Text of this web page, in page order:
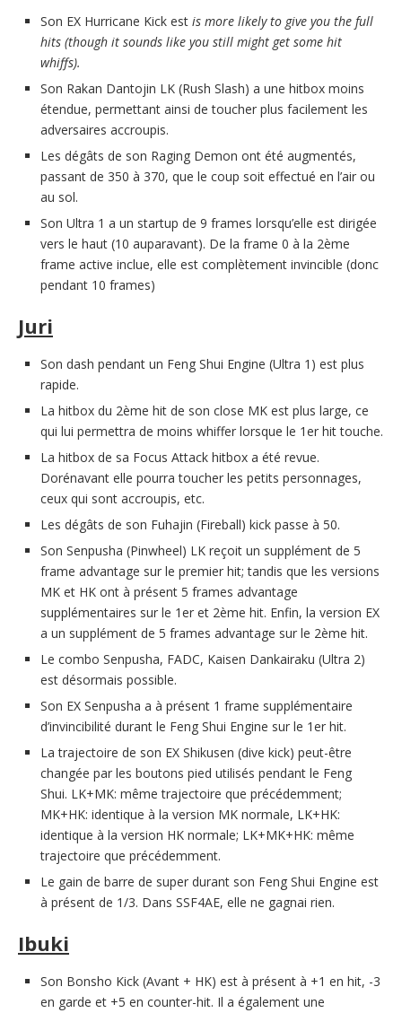
Son EX Hurricane Kick est is more likely to give you the full
hits (though it sounds like you still might get some hit
whiffs).
Son Rakan Dantojin LK (Rush Slash) a une hitbox moins
étendue, permettant ainsi de toucher plus facilement les
adversaires accroupis.
Les dégâts de son Raging Demon ont été augmentés,
passant de 350 à 370, que le coup soit effectué en l’air ou
au sol.
Son Ultra 1 a un startup de 9 frames lorsqu’elle est dirigée
vers le haut (10 auparavant). De la frame 0 à la 2ème
frame active inclue, elle est complètement invincible (donc
pendant 10 frames)
Juri
Son dash pendant un Feng Shui Engine (Ultra 1) est plus
rapide.
La hitbox du 2ème hit de son close MK est plus large, ce
qui lui permettra de moins whiffer lorsque le 1er hit touche.
La hitbox de sa Focus Attack hitbox a été revue.
Dorénavant elle pourra toucher les petits personnages,
ceux qui sont accroupis, etc.
Les dégâts de son Fuhajin (Fireball) kick passe à 50.
Son Senpusha (Pinwheel) LK reçoit un supplément de 5
frame advantage sur le premier hit; tandis que les versions
MK et HK ont à présent 5 frames advantage
supplémentaires sur le 1er et 2ème hit. Enfin, la version EX
a un supplément de 5 frames advantage sur le 2ème hit.
Le combo Senpusha, FADC, Kaisen Dankairaku (Ultra 2)
est désormais possible.
Son EX Senpusha a à présent 1 frame supplémentaire
d’invincibilité durant le Feng Shui Engine sur le 1er hit.
La trajectoire de son EX Shikusen (dive kick) peut-être
changée par les boutons pied utilisés pendant le Feng
Shui. LK+MK: même trajectoire que précédemment;
MK+HK: identique à la version MK normale, LK+HK:
identique à la version HK normale; LK+MK+HK: même
trajectoire que précédemment.
Le gain de barre de super durant son Feng Shui Engine est
à présent de 1/3. Dans SSF4AE, elle ne gagnai rien.
Ibuki
Son Bonsho Kick (Avant + HK) est à présent à +1 en hit, -3
en garde et +5 en counter-hit. Il a également une